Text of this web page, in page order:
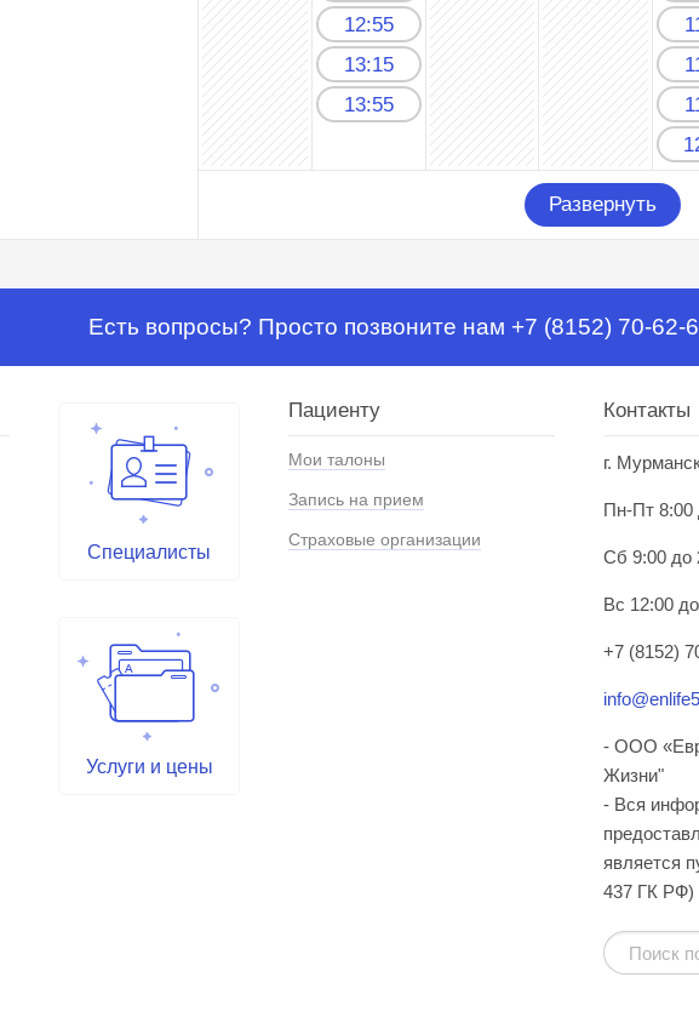
12:55
13:15
13:55
Развернуть
Есть вопросы? Просто позвоните нам +7 (8152) 70-62-
Специалисты
Услуги и цены
Пациенту
Мои талоны
Запись на прием
Страховые организации
Контакты
г.
Пн-Пт 8:00
Сб 9:00 до
Вс 12:00
+7 (8152)
- ООО
Жизни"
- Вся
является
437 ГК РФ)